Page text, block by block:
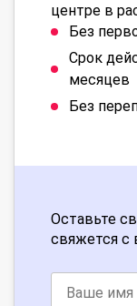
центре в
Без
Срок
месяцев
Без
Оставьте
свяжется с